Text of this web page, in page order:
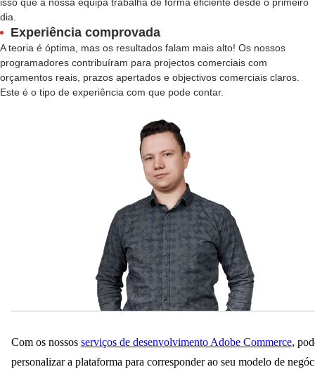
isso que a nossa equipa trabalha de forma eficiente desde o primeiro
dia.
Experiência comprovada
A teoria é óptima, mas os resultados falam mais alto! Os nossos
programadores contribuíram para projectos comerciais com
orçamentos reais, prazos apertados e objectivos comerciais claros.
Este é o tipo de experiência com que pode contar.
Com os nossos serviços de desenvolvimento Adobe Commerce,
personalizar a plataforma para corresponder ao seu modelo de